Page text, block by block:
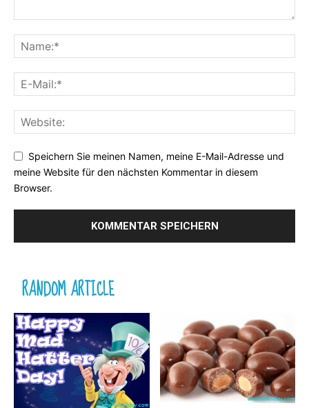
Speichern Sie meinen Namen, meine E-Mail-Adresse und
meine Website für den nächsten Kommentar in diesem
Browser.
RANDOM ARTICLE